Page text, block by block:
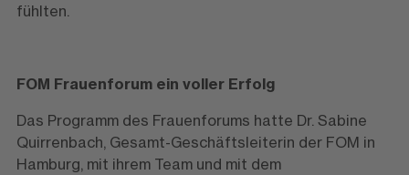
fühlten.
FOM Frauenforum ein voller Erfolg
Das Programm des Frauenforums hatte Dr. Sabine
Quirrenbach, Gesamt-Geschäftsleiterin der FOM in
Hamburg, mit ihrem Team und mit dem